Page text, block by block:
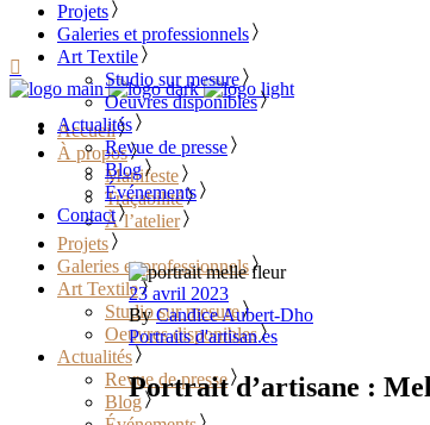
………………………………
Accueil
À propos
Manifeste
Traçabilité
À l’atelier
Projets
Galeries et professionnels
Art Textile
Studio sur mesure
Oeuvres disponibles
Actualités
Revue de presse
Blog
Projets
Galeries et professionnels
Art Textile
Studio sur mesure
Oeuvres disponibles
Actualités
Revue de presse
Blog
Événements
Contact
23 avril 2023
By Candice Aubert-Dho
Portraits d'artisan.es
Portrait d’artisane :